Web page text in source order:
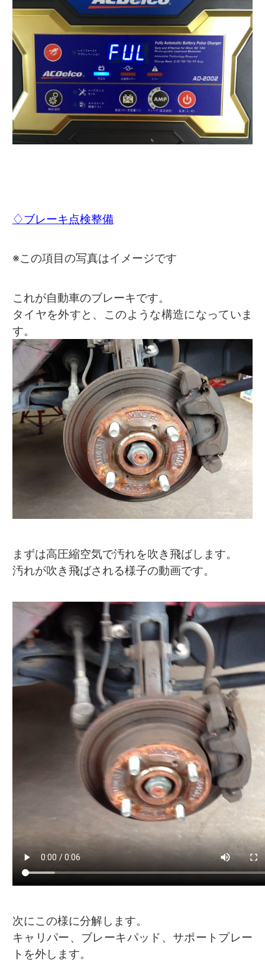
♢ブレーキ点検整備
※この項目の写真はイメージです
これが自動車のブレーキです。
タイヤを外すと、このような構造になっていま
す。
まずは高圧縮空気で汚れを吹き飛ばします。
汚れが吹き飛ばされる様子の動画です。
次にこの様に分解します。
キャリパー、ブレーキパッド、サポートプレー
トを外します。